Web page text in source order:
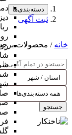
دسته‌بندی‌ها
ثبت آگهی
خانه / محصولات
جستجو